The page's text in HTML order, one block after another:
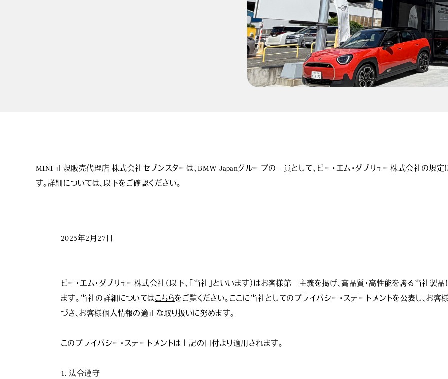
MINI 正規販売代理店 株式会社セブンスターは、BMW Japanグループの一員として、ビー･エム･ダブリュー株式会社の規定
す。詳細については、以下をご確認ください。
2025年2月27日
ビー・エム・ダブリュー株式会社（以下、「当社」といいます）はお客様第一主義を掲げ、高品質・高性能を誇る当社製
ます。当社の詳細についてはこちらをご覧ください。ここに当社としてのプライバシー･ステートメントを公表し、お
づき、お客様個人情報の適正な取り扱いに努めます。
このプライバシー・ステートメントは上記の日付より適用されます。
1. 法令遵守